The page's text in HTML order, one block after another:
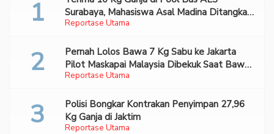
Reportase Utama
Surabaya, Mahasiswa Asal Madina Ditangkap
Bareskrim
Reportase Utama
Pernah Lolos Bawa 7 Kg Sabu ke Jakarta
Pilot Maskapai Malaysia Dibekuk Saat Bawa
70 Ribu Pil Ekstasi Di Bandara Soetta
Reportase Utama
Polisi Bongkar Kontrakan Penyimpan 27,96
Kg Ganja di Jaktim